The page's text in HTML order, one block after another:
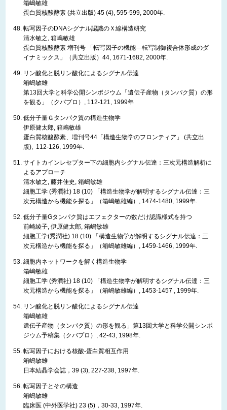
箱嶋敏雄
蛋白質核酸酵素 (共立出版) 45 (4), 595-599, 2000年.
転写因子のDNAシグナル認識のＸ線構造研究
清水敏之, 箱嶋敏雄
蛋白質核酸酵素 増刊号 「転写因子の機能—転写制御複合体形成のダ
イナミックス」（共立出版）44, 1671-1682, 2000年.
リン酸化と脱リン酸化によるシグナル伝達
箱嶋敏雄
第13回大学と科学公開シンポジウム「遺伝子産物（タンパク質）の形
を観る」（クバプロ）, 112-121, 1999年
低分子量Ｇタンパク質の構造生物学
伊原健太郎, 箱嶋敏雄
蛋白質核酸酵素、増刊号44「構造生物学のフロンティア」 (共立出
版), 112-126, 1999年.
サイトカインレセプター下の細胞内シグナル伝達：三次元構造解析に
よるアプローチ
清水敏之, 藤井佳史, 箱嶋敏雄
細胞工学 (秀潤社) 18 (10) 「構造生物学が解明するシグナル伝達：三
次元構造から機能を探る」（箱嶋敏雄編）, 1474-1480, 1999年.
低分子量Gタンパク質はエフェクターの数だけ認識様式を持つ
前崎綾子, 伊原健太郎, 箱嶋敏雄
細胞工学(秀潤社) 18 (10) 「構造生物学が解明するシグナル伝達：三
次元構造から機能を探る」（箱嶋敏雄編）, 1459-1466, 1999年.
細胞内ネットワークを解く構造生物学
箱嶋敏雄
細胞工学 (秀潤社) 18 (10) 「構造生物学が解明するシグナル伝達：三
次元構造から機能を探る」（箱嶋敏雄編）, 1453-1457 , 1999年.
リン酸化と脱リン酸化によるシグナル伝達
箱嶋敏雄
遺伝子産物（タンパク質）の形を観る」第13回大学と科学公開シンポ
ジウム予稿集（クバプロ）, 42-43, 1998年.
転写因子における核酸-蛋白質相互作用
箱嶋敏雄
日本結晶学会誌，39 (3), 227-238, 1997年.
転写因子とその構造
箱嶋敏雄
臨床医 (中外医学社) 23 (5)，30-33, 1997年.